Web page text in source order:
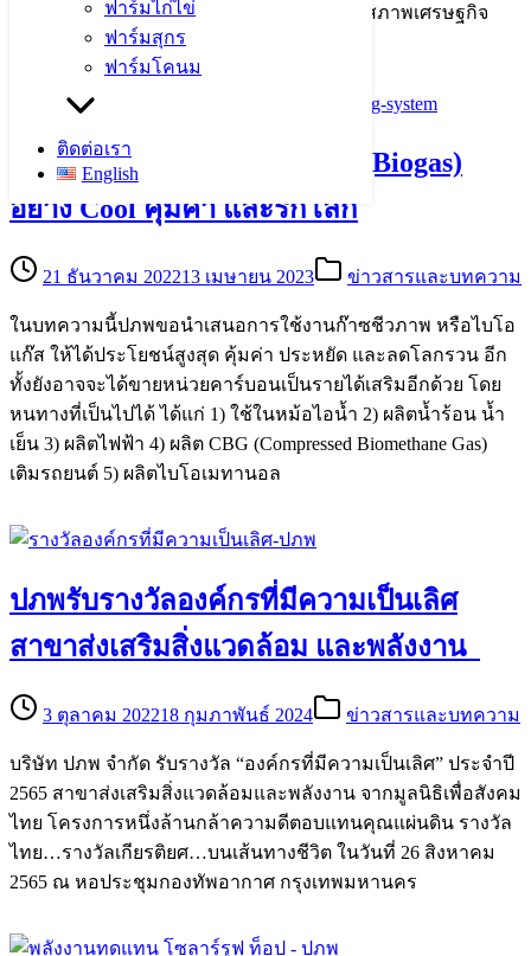
ฟาร์มไก่ไข่
ฟาร์มสุกร
ฟาร์มโคนม
ติดต่อเรา
English
มนุษย์ สัตว์ และสิ่งแวดล้อม แต่ยังส่งผลไปถึงสภาพเศรษฐกิจ
ของประเทศเราอีกด้วย
5 วิธีใช้ประโยชน์ก๊าซชีวภาพ (Biogas)
อย่าง Cool คุ้มค่า และรักโลก
21 ธันวาคม 202213 เมษายน 2023 ข่าวสารและบทความ
ในบทความนี้ปภพขอนำเสนอการใช้งานก๊าซชีวภาพ หรือไบโอ
แก๊ส ให้ได้ประโยชน์สูงสุด คุ้มค่า ประหยัด และลดโลกรวน อีก
ทั้งยังอาจจะได้ขายหน่วยคาร์บอนเป็นรายได้เสริมอีกด้วย โดย
หนทางที่เป็นไปได้ ได้แก่ 1) ใช้ในหม้อไอน้ำ 2) ผลิตน้ำร้อน น้ำ
เย็น 3) ผลิตไฟฟ้า 4) ผลิต CBG (Compressed Biomethane Gas)
เติมรถยนต์ 5) ผลิตไบโอเมทานอล
ปภพรับรางวัลองค์กรที่มีความเป็นเลิศ
สาขาส่งเสริมสิ่งแวดล้อม และพลังงาน
3 ตุลาคม 202218 กุมภาพันธ์ 2024 ข่าวสารและบทความ
บริษัท ปภพ จำกัด รับรางวัล “องค์กรที่มีความเป็นเลิศ” ประจำปี
2565 สาขาส่งเสริมสิ่งแวดล้อมและพลังงาน จากมูลนิธิเพื่อสังคม
ไทย โครงการหนึ่งล้านกล้าความดีตอบแทนคุณแผ่นดิน รางวัล
ไทย…รางวัลเกียรติยศ…บนเส้นทางชีวิต ในวันที่ 26 สิงหาคม
2565 ณ หอประชุมกองทัพอากาศ กรุงเทพมหานคร